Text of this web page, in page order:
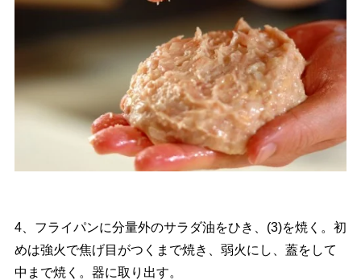
4、フライパンに分量外のサラダ油をひき、(3)を焼く。初
めは強火で焦げ目がつくまで焼き、弱火にし、蓋をして
中まで焼く。器に取り出す。